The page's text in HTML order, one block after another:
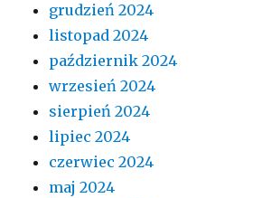
grudzień 2024
listopad 2024
październik 2024
wrzesień 2024
sierpień 2024
lipiec 2024
czerwiec 2024
maj 2024